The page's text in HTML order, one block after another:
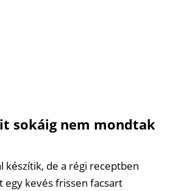
sokáig nem mondtak
készítik, de a régi receptben
egy kevés frissen facsart